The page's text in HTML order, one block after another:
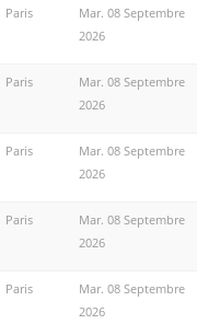
Paris
Mar. 08 Septembre
2026
Paris
Mar. 08 Septembre
2026
Paris
Mar. 08 Septembre
2026
Paris
Mar. 08 Septembre
2026
Paris
Mar. 08 Septembre
2026